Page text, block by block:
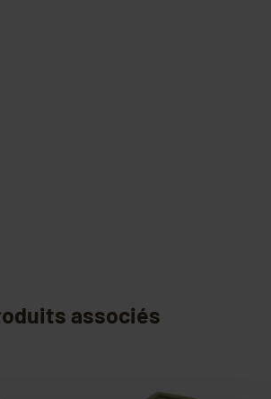
associés